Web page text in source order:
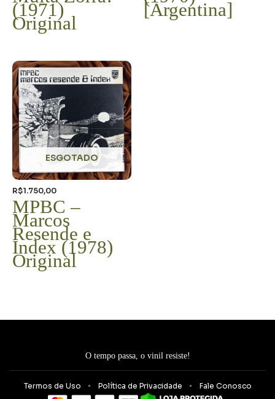
(1971)
Original
[Argentina]
ESGOTADO
R$1.750,00
MPBC –
Marcos
Resende e
Index (1978)
Original
O tempo passa, o vinil resiste!
Termos de Uso Política de Privacidade Fale Conosco